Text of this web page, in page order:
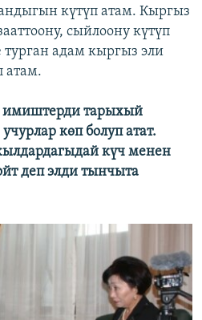
күтүп атам. Кыргыз
сыйлоону күтүп
адам кыргыз эли
атам.
имиштерди тарыхый
көп болуп атат.
күч менен
деп элди тынчыта